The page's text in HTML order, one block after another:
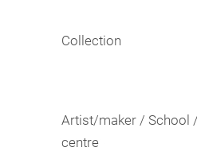
Collection
Artist/maker / School
centre